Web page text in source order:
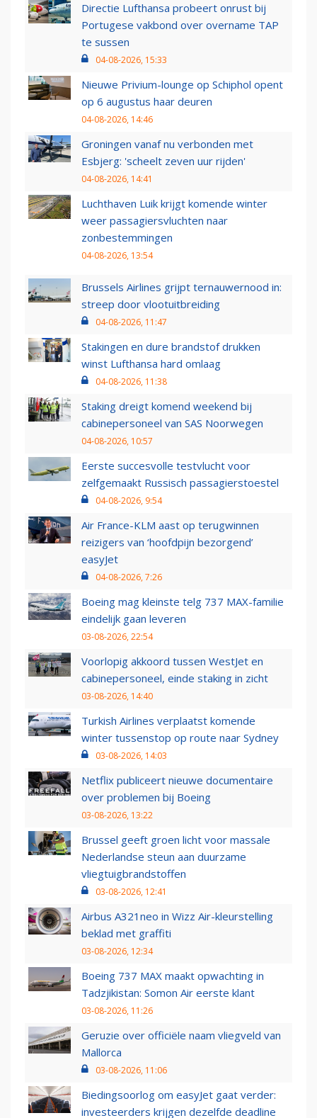
Directie Lufthansa probeert onrust bij
Portugese vakbond over overname TAP
te sussen
04-08-2026, 15:33
Nieuwe Privium-lounge op Schiphol opent
op 6 augustus haar deuren
04-08-2026, 14:46
Groningen vanaf nu verbonden met
Esbjerg: 'scheelt zeven uur rijden'
04-08-2026, 14:41
Luchthaven Luik krijgt komende winter
weer passagiersvluchten naar
zonbestemmingen
04-08-2026, 13:54
Brussels Airlines grijpt ternauwernood in:
streep door vlootuitbreiding
04-08-2026, 11:47
Stakingen en dure brandstof drukken
winst Lufthansa hard omlaag
04-08-2026, 11:38
Staking dreigt komend weekend bij
cabinepersoneel van SAS Noorwegen
04-08-2026, 10:57
Eerste succesvolle testvlucht voor
zelfgemaakt Russisch passagierstoestel
04-08-2026, 9:54
Air France-KLM aast op terugwinnen
reizigers van ‘hoofdpijn bezorgend’
easyJet
04-08-2026, 7:26
Boeing mag kleinste telg 737 MAX-familie
eindelijk gaan leveren
03-08-2026, 22:54
Voorlopig akkoord tussen WestJet en
cabinepersoneel, einde staking in zicht
03-08-2026, 14:40
Turkish Airlines verplaatst komende
winter tussenstop op route naar Sydney
03-08-2026, 14:03
Netflix publiceert nieuwe documentaire
over problemen bij Boeing
03-08-2026, 13:22
Brussel geeft groen licht voor massale
Nederlandse steun aan duurzame
vliegtuigbrandstoffen
03-08-2026, 12:41
Airbus A321neo in Wizz Air-kleurstelling
beklad met graffiti
03-08-2026, 12:34
Boeing 737 MAX maakt opwachting in
Tadzjikistan: Somon Air eerste klant
03-08-2026, 11:26
Geruzie over officiële naam vliegveld van
Mallorca
03-08-2026, 11:06
Biedingsoorlog om easyJet gaat verder:
investeerders krijgen dezelfde deadline